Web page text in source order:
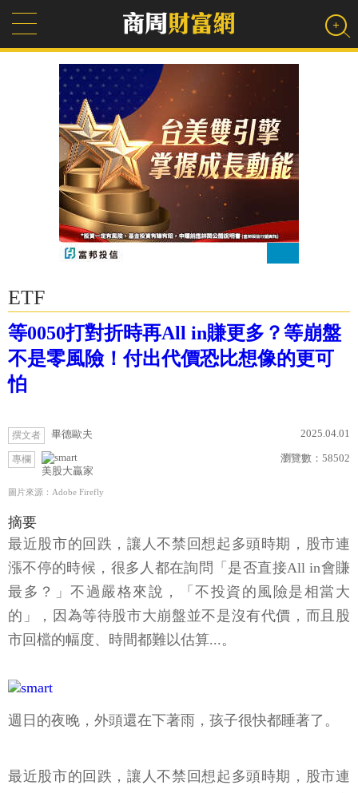
ETF
等0050打對折時再All in賺更多？等崩盤
不是零風險！付出代價恐比想像的更可
怕
撰文者 畢德歐夫 2025.04.01
專欄
美股大贏家
瀏覽數： 58502
圖片來源：Adobe Firefly
摘要
最近股市的回跌，讓人不禁回想起多頭時期，股市連
漲不停的時候，很多人都在詢問「是否直接All in會賺
最多？」不過嚴格來說，「不投資的風險是相當大
的」，因為等待股市大崩盤並不是沒有代價，而且股
市回檔的幅度、時間都難以估算...。
週日的夜晚，外頭還在下著雨，孩子很快都睡著了。
最近股市的回跌，讓人不禁回想起多頭時期，股市連